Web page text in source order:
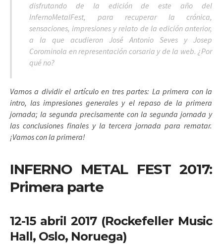
disfrutando de la edición de este año del
InfernoMetalFest, para recuperar la crónica,
sensaciones, impresiones y relato de la edición anterior,
a la que acudieron José Antonio Seves y Josep
Corominola en representación corsaria y de la web. ¿Por
qué no?
Vamos a dividir el artículo en tres partes: La primera con la
intro, las impresiones generales y el repaso de la primera
jornada; la segunda precisamente con la segunda jornada y
las conclusiones finales y la tercera jornada para rematar.
¡Vamos con la primera!
INFERNO METAL FEST 2017:
Primera parte
12-15 abril 2017 (Rockefeller Music
Hall, Oslo, Noruega)